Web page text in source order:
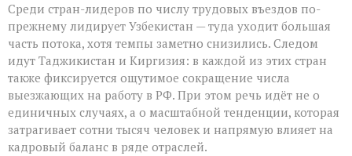
Среди стран-лидеров по числу трудовых въездов по-
прежнему лидирует Узбекистан — туда уходит большая
часть потока, хотя темпы заметно снизились. Следом
идут Таджикистан и Киргизия: в каждой из этих стран
также фиксируется ощутимое сокращение числа
выезжающих на работу в РФ. При этом речь идёт не о
единичных случаях, а о масштабной тенденции, которая
затрагивает сотни тысяч человек и напрямую влияет на
кадровый баланс в ряде отраслей.